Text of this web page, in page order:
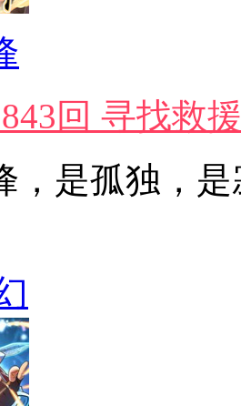
回 寻找救
，是孤独，